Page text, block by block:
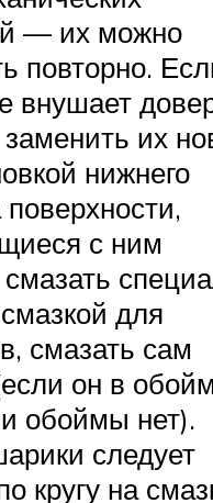
— их можно
повторно.
внушает
их
нижнего
с ним
для
смазать сам
он в
обоймы нет).
следует
кругу на